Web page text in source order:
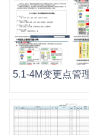
5.1-4M变更点管